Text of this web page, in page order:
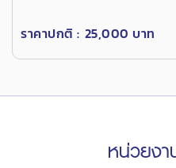
ราคาปกติ : 25,000 บาท
หน่วยง